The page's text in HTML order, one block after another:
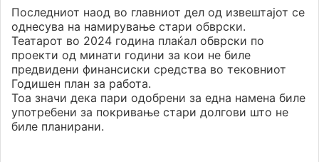
Последниот наод во главниот дел од извештајот се
однесува на намирување стари обврски.
Театарот во 2024 година плаќал обврски по
проекти од минати години за кои не биле
предвидени финансиски средства во тековниот
Годишен план за работа.
Тоа значи дека пари одобрени за една намена биле
употребени за покривање стари долгови што не
биле планирани.